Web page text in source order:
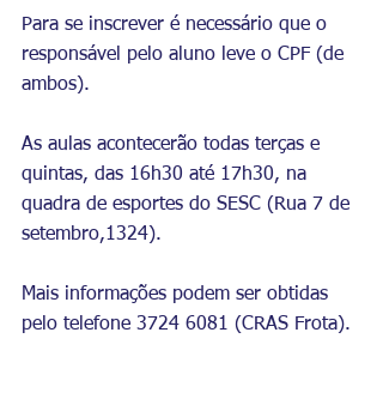
Para se inscrever é necessário que o
responsável pelo aluno leve o CPF (de
ambos).
As aulas acontecerão todas terças e
quintas, das 16h30 até 17h30, na
quadra de esportes do SESC (Rua 7 de
setembro,1324).
Mais informações podem ser obtidas
pelo telefone 3724 6081 (CRAS Frota).